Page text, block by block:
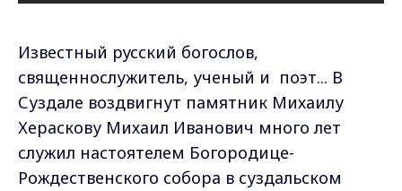
Известный русский богослов,
священнослужитель, ученый и поэт... В
Суздале воздвигнут памятник Михаилу
Хераскову Михаил Иванович много лет
служил настоятелем Богородице-
Рождественского собора в суздальском